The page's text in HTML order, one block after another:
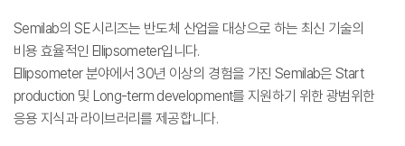
Semilab의 SE 시리즈는 반도체 산업을 대상으로 하는 최신 기술의
비용 효율적인 Ellipsometer입니다.
Ellipsometer 분야에서 30년 이상의 경험을 가진 Semilab은 Start
production 및 Long-term development를 지원하기 위한 광범위한
응용 지식과 라이브러리를 제공합니다.